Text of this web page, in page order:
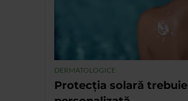
DERMATOLOGICE
Protecția solară trebuie